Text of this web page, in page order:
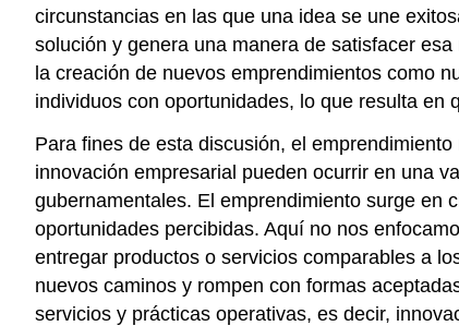
circunstancias en las que una idea se une
solución y genera una manera de satisfacer
la creación de nuevos emprendimientos como
individuos con oportunidades, lo que resulta en
Para fines de esta discusión, el
innovación empresarial pueden ocurrir en una
gubernamentales. El emprendimiento surge en
oportunidades percibidas. Aquí no nos
entregar productos o servicios comparables a
nuevos caminos y rompen con formas
servicios y prácticas operativas, es decir,